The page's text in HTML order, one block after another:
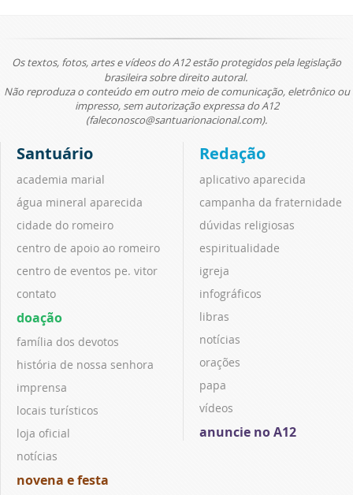
Os textos, fotos, artes e vídeos do A12 estão protegidos pela legislação
brasileira sobre direito autoral.
Não reproduza o conteúdo em outro meio de comunicação, eletrônico ou
impresso, sem autorização expressa do A12
(faleconosco@santuarionacional.com).
Santuário
academia marial
água mineral aparecida
cidade do romeiro
centro de apoio ao romeiro
centro de eventos pe. vitor
contato
doação
família dos devotos
história de nossa senhora
imprensa
locais turísticos
loja oficial
notícias
novena e festa
Redação
aplicativo aparecida
campanha da fraternidade
dúvidas religiosas
espiritualidade
igreja
infográficos
libras
notícias
orações
papa
vídeos
anuncie no A12